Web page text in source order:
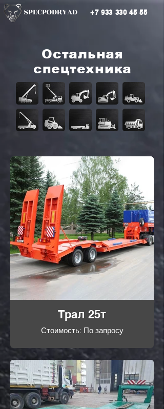
SPECPODRYAD +7 933 330 45 55
Остальная
спецтехника
Трал 25т
Стоимость: По запросу